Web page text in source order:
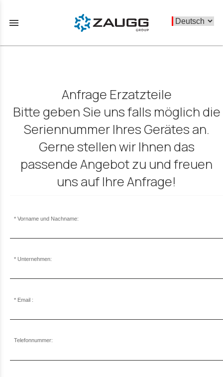
menu
Anfrage Erzatzteile
Bitte geben Sie uns falls möglich die
Seriennummer Ihres Gerätes an.
Gerne stellen wir Ihnen das
passende Angebot zu und freuen
uns auf Ihre Anfrage!
Vorname und Nachname:
Email :
Telefonnummer:
Unternehmen: